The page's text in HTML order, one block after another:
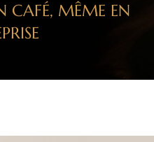
CAFÉ, MÊME EN